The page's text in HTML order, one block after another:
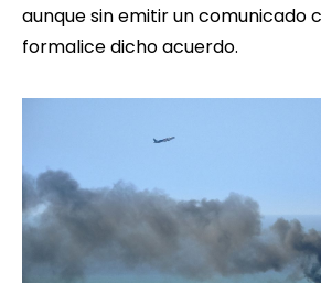
aunque sin emitir un comunicado
formalice dicho acuerdo.